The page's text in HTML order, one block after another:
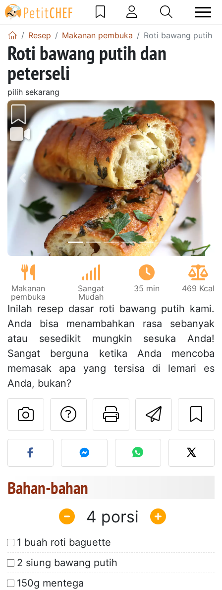
Resep Makanan pembuka Roti bawang putih
Roti bawang putih dan
peterseli
pilih sekarang
Sebelumnya
Makanan
pembuka
Sangat
Mudah
35 min 469 Kcal
Inilah resep dasar roti bawang putih kami.
Anda bisa menambahkan rasa sebanyak
atau sesedikit mungkin sesuka Anda!
Sangat berguna ketika Anda mencoba
memasak apa yang tersisa di lemari es
Anda, bukan?
Kirim
Cetak
Mengajukan
Unggah foto Anda dari
Bahan-bahan
4
1 buah roti baguette
2 siung bawang putih
150g mentega